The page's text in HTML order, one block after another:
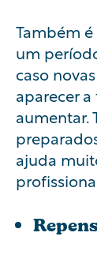
Também
um
caso
aparecer
aumentar.
ajuda